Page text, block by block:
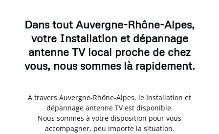
Dans tout Auvergne-Rhône-Alpes,
votre Installation et dépannage
antenne TV local proche de chez
vous, nous sommes là rapidement.
À travers Auvergne-Rhône-Alpes, le Installation et
dépannage antenne TV est disponible.
Nous sommes à votre disposition pour vous
accompagner, peu importe la situation.